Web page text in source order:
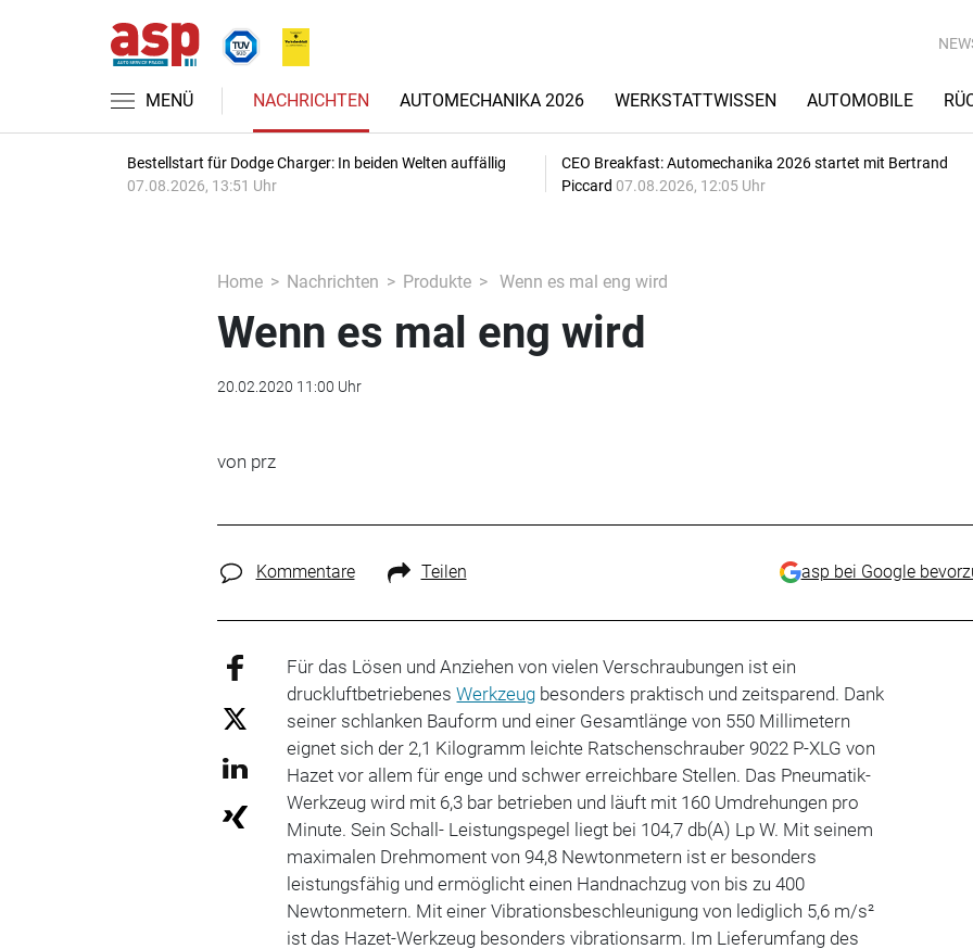
MENÜ NACHRICHTEN AUTOMECHANIKA 2026 WERKSTATTWISSEN AUTOMOBILE
Bestellstart für Dodge Charger: In beiden Welten auffällig
07.08.2026, 13:51 Uhr
CEO Breakfast: Automechanika 2026 startet mit Bertrand
Piccard 07.08.2026, 12:05 Uhr
Home Nachrichten Produkte Wenn es mal eng wird
Wenn es mal eng wird
20.02.2020 11:00 Uhr
von prz
Kommentare Teilen asp bei Google
Für das Lösen und Anziehen von vielen Verschraubungen ist ein
druckluftbetriebenesWerkzeug besonders praktisch und zeitsparend. Dank
seiner schlanken Bauform und einer Gesamtlänge von 550 Millimetern
eignet sich der 2,1 Kilogramm leichte Ratschenschrauber 9022 P-XLG von
Hazet vor allem für enge und schwer erreichbare Stellen. Das Pneumatik-
Werkzeug wird mit 6,3 bar betrieben und läuft mit 160 Umdrehungen pro
Minute. Sein Schall- Leistungspegel liegt bei 104,7 db(A) Lp W. Mit seinem
maximalen Drehmoment von 94,8 Newtonmetern ist er besonders
leistungsfähig und ermöglicht einen Handnachzug von bis zu 400
Newtonmetern. Mit einer Vibrationsbeschleunigung von lediglich 5,6 m/s²
ist das Hazet-Werkzeug besonders vibrationsarm. Im Lieferumfang des